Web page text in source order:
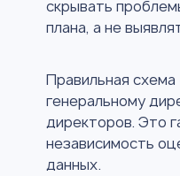
скрывать
плана, а не
Правильная
генеральному
директоров. Это
независимость
данных.